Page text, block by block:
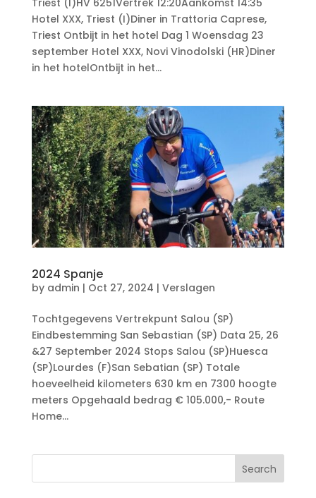
Hotel XXX, Triest (I)Diner in Trattoria Caprese,
Triest Ontbijt in het hotel Dag 1 Woensdag 23
september Hotel XXX, Novi Vinodolski (HR)Diner
in het hotelOntbijt in het...
2024 Spanje
by admin | Oct 27, 2024 | Verslagen
Tochtgegevens Vertrekpunt Salou (SP)
Eindbestemming San Sebastian (SP) Data 25, 26
&27 September 2024 Stops Salou (SP)Huesca
(SP)Lourdes (F)San Sebatian (SP) Totale
hoeveelheid kilometers 630 km en 7300 hoogte
meters Opgehaald bedrag € 105.000,- Route
Home...
Search